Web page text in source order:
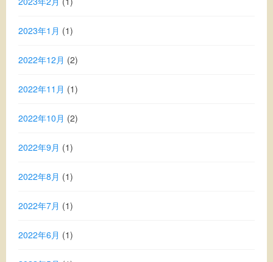
2023年1月 (1)
2022年12月 (2)
2022年11月 (1)
2022年10月 (2)
2022年9月 (1)
2022年8月 (1)
2022年7月 (1)
2022年6月 (1)